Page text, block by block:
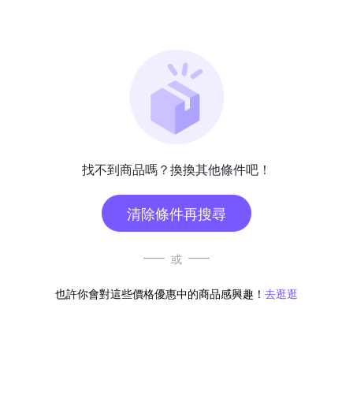
找不到商品嗎？換換其他條件吧！
清除條件再搜尋
或
也許你會對這些價格優惠中的商品感興趣！ 去逛逛